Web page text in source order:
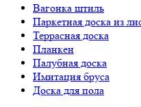
Вагонка штиль
Паркетная доска из
Террасная доска
Планкен
Палубная доска
Имитация бруса
Доска для пола